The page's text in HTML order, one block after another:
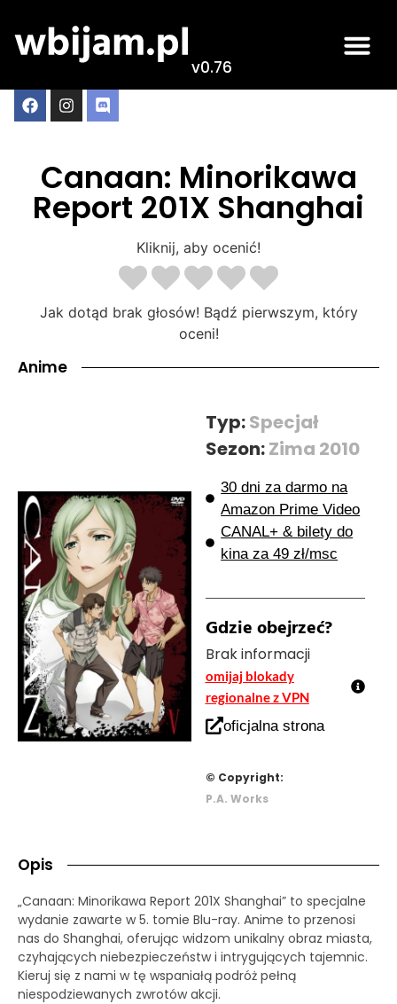
v0.76
Canaan: Minorikawa
Report 201X Shanghai
Kliknij, aby ocenić!
Jak dotąd brak głosów! Bądź pierwszym, który
oceni!
Anime
Typ:Specjał
Sezon:Zima 2010
30 dni za darmo na
Amazon Prime Video
CANAL+ & bilety do
kina za 49 zł/msc
Gdzie obejrzeć?
Brak informacji
omijaj blokady
regionalne z VPN
oficjalna strona
© Copyright:
P.A. Works
Opis
„Canaan: Minorikawa Report 201X Shanghai” to specjalne
wydanie zawarte w 5. tomie Blu-ray. Anime to przenosi
nas do Shanghai, oferując widzom unikalny obraz miasta,
czyhających niebezpieczeństw i intrygujących tajemnic.
Kieruj się z nami w tę wspaniałą podróż pełną
niespodziewanych zwrotów akcji.